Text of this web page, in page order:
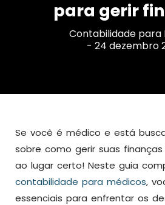
para gerir
Contabilidade para
- 24 dezembro
Se você é médico e está
sobre como gerir suas
ao lugar certo! Neste guia
contabilidade para médicos,
essenciais para enfrentar os